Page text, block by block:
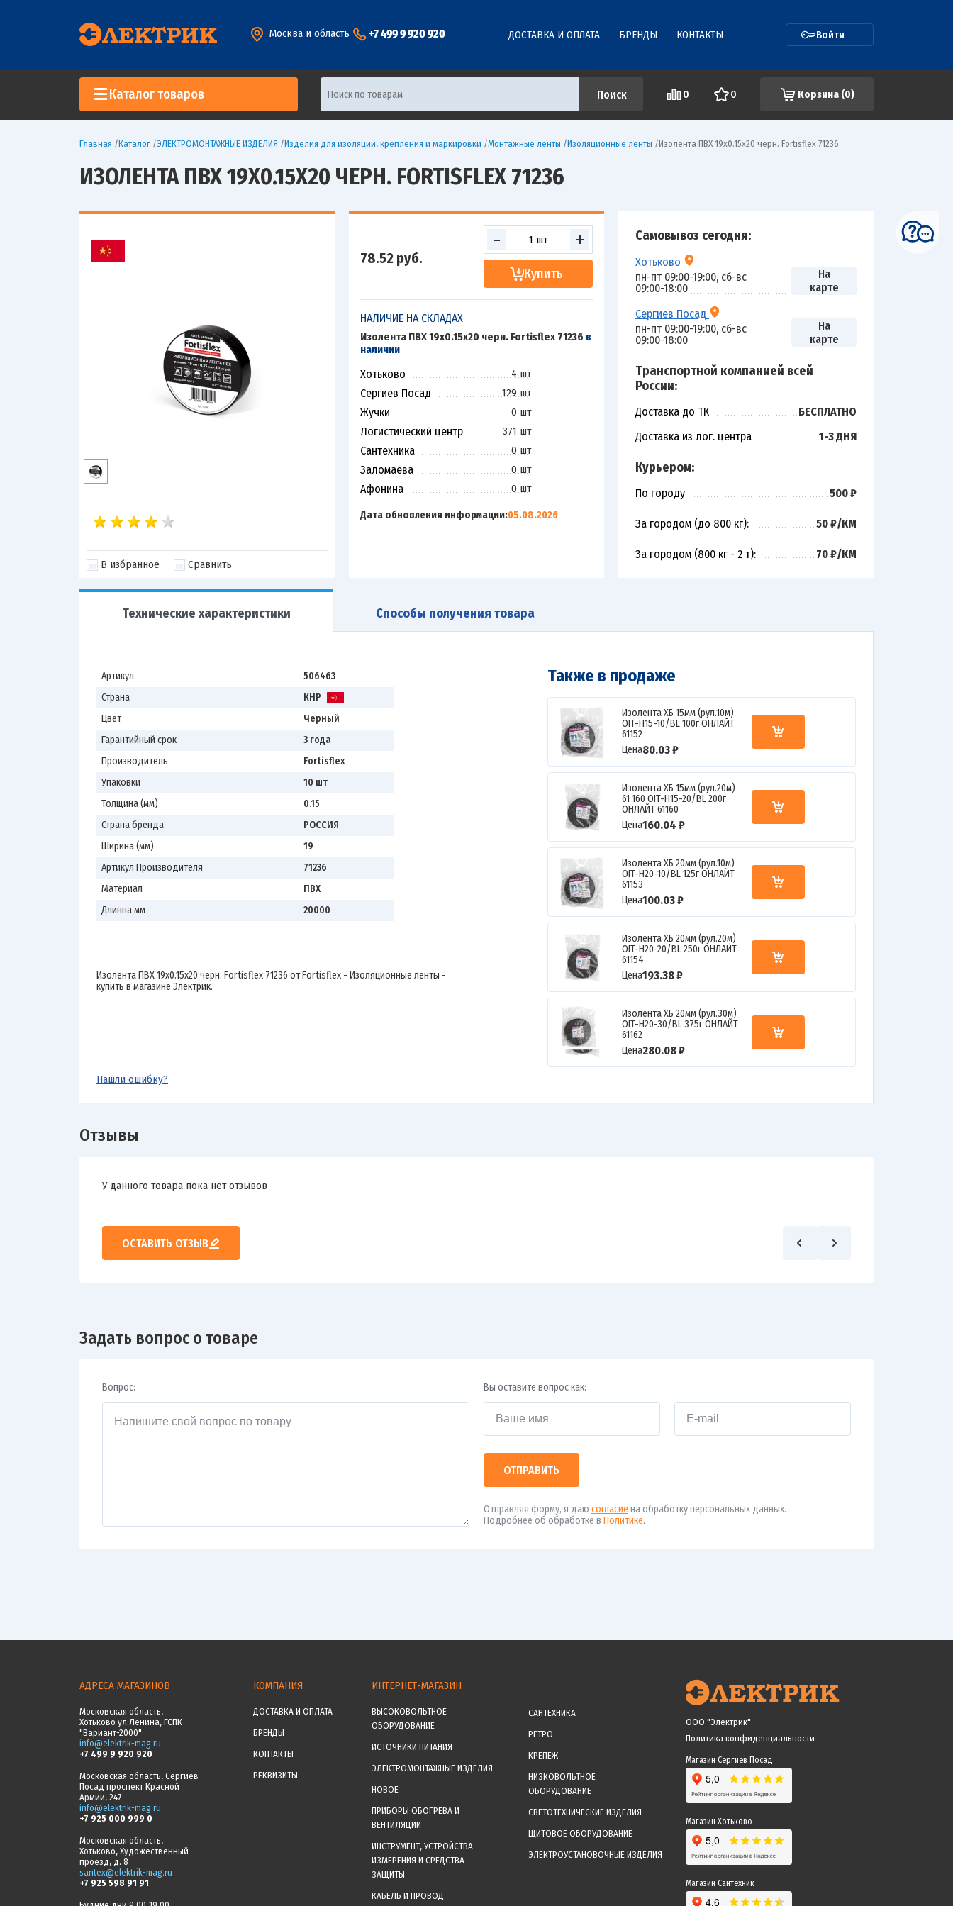
Москва и область +7 499 9 920 920 ДОСТАВКА И ОПЛАТА БРЕНДЫ КОНТАКТЫ Войти
Каталог товаров 0 0 Корзина (0)
Главная /Каталог /ЭЛЕКТРОМОНТАЖНЫЕ ИЗДЕЛИЯ /Изделия для изоляции, крепления и маркировки /Монтажные ленты /Изоляционные ленты /Изолента ПВХ 19х0.15х20 черн. Fortisflex 71236
ИЗОЛЕНТА ПВХ 19Х0.15Х20 ЧЕРН. FORTISFLEX 71236
В избранное Сравнить
78.52 руб.
- +
Купить
НАЛИЧИЕ НА СКЛАДАХ
Изолента ПВХ 19х0.15х20 черн. Fortisflex 71236 в
наличии
Хотьково 4 шт
Сергиев Посад 129 шт
Жучки 0 шт
Логистический центр 371 шт
Сантехника 0 шт
Заломаева 0 шт
Афонина 0 шт
Дата обновления информации:05.08.2026
Самовывоз сегодня:
Хотьково
пн-пт 09:00-19:00, сб-вс
09:00-18:00
На
карте
Сергиев Посад
пн-пт 09:00-19:00, сб-вс
09:00-18:00
На
карте
Транспортной компанией всей
России:
Доставка до ТК
БЕСПЛАТНО
Доставка из лог. центра
1-3 ДНЯ
Курьером:
По городу 500 ₽
За городом (до 800 кг): 50 ₽/КМ
За городом (800 кг - 2 т): 70 ₽/КМ
Технические характеристики Способы получения товара
Артикул
506463
Страна
КНР
Цвет
Черный
Гарантийный срок
3 года
Производитель
Fortisflex
Упаковки
10 шт
Толщина (мм)
0.15
Страна бренда
РОССИЯ
Ширина (мм)
19
Артикул Производителя
71236
Материал
ПВХ
Длинна мм
20000
Изолента ПВХ 19х0.15х20 черн. Fortisflex 71236 от Fortisflex - Изоляционные ленты -
купить в магазине Электрик.
Также в продаже
Изолента ХБ 15мм (рул.10м)
OIT-H15-10/BL 100г ОНЛАЙТ
61152
Цена80.03 ₽
Изолента ХБ 15мм (рул.20м)
61 160 OIT-H15-20/BL 200г
ОНЛАЙТ 61160
Цена160.04 ₽
Изолента ХБ 20мм (рул.10м)
OIT-H20-10/BL 125г ОНЛАЙТ
61153
Цена100.03 ₽
Изолента ХБ 20мм (рул.20м)
OIT-H20-20/BL 250г ОНЛАЙТ
61154
Цена193.38 ₽
Изолента ХБ 20мм (рул.30м)
OIT-H20-30/BL 375г ОНЛАЙТ
61162
Цена280.08 ₽
Нашли ошибку?
Отзывы
У данного товара пока нет отзывов
ОСТАВИТЬ ОТЗЫВ
Задать вопрос о товаре
Вопрос: Вы оставите вопрос как:
ОТПРАВИТЬ
Отправляя форму, я даю согласие на обработку персональных данных.
Подробнее об обработке в Политике.
АДРЕСА МАГАЗИНОВ
Московская область,
Хотьково ул.Ленина, ГСПК
"Вариант-2000"
info@elektrik-mag.ru
+7 499 9 920 920
Московская область, Сергиев
Посад проспект Красной
Армии, 247
info@elektrik-mag.ru
+7 925 000 999 0
Московская область,
Хотьково, Художественный
проезд, д. 8
santex@elektrik-mag.ru
+7 925 598 91 91
КОМПАНИЯ
ДОСТАВКА И ОПЛАТА
БРЕНДЫ
КОНТАКТЫ
РЕКВИЗИТЫ
ИНТЕРНЕТ-МАГАЗИН
ВЫСОКОВОЛЬТНОЕ
ОБОРУДОВАНИЕ
ИСТОЧНИКИ ПИТАНИЯ
ЭЛЕКТРОМОНТАЖНЫЕ ИЗДЕЛИЯ
НОВОЕ
ПРИБОРЫ ОБОГРЕВА И
ВЕНТИЛЯЦИИ
ИНСТРУМЕНТ, УСТРОЙСТВА
ИЗМЕРЕНИЯ И СРЕДСТВА
ЗАЩИТЫ
КАБЕЛЬ И ПРОВОД
САНТЕХНИКА
РЕТРО
КРЕПЕЖ
НИЗКОВОЛЬТНОЕ
ОБОРУДОВАНИЕ
СВЕТОТЕХНИЧЕСКИЕ ИЗДЕЛИЯ
ЩИТОВОЕ ОБОРУДОВАНИЕ
ЭЛЕКТРОУСТАНОВОЧНЫЕ ИЗДЕЛИЯ
ООО "Электрик"
Политика конфиденциальности
Магазин Сергиев Посад
Магазин Хотьково
Магазин Сантехник